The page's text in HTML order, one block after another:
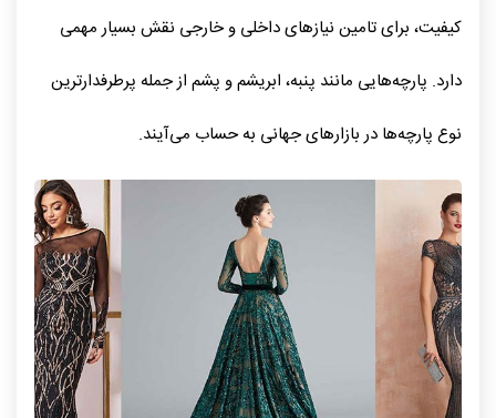
کیفیت، برای تامین نیازهای داخلی و خارجی نقش بسیار مهمی
دارد. پارچه‌هایی مانند پنبه، ابریشم و پشم از جمله پرطرفدارترین
نوع پارچه‌ها در بازارهای جهانی به حساب می‌آیند.